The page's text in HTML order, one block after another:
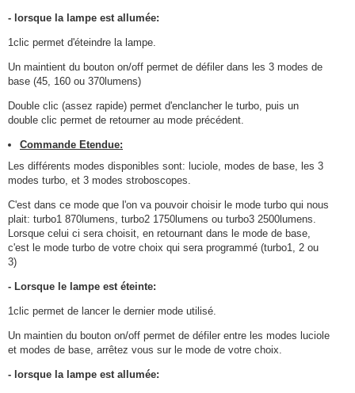
- lorsque la lampe est allumée:
1clic permet d'éteindre la lampe.
Un maintient du bouton on/off permet de défiler dans les 3 modes de
base (45, 160 ou 370lumens)
Double clic (assez rapide) permet d'enclancher le turbo, puis un
double clic permet de retourner au mode précédent.
Commande Etendue:
Les différents modes disponibles sont: luciole, modes de base, les 3
modes turbo, et 3 modes stroboscopes.
C'est dans ce mode que l'on va pouvoir choisir le mode turbo qui nous
plait: turbo1 870lumens, turbo2 1750lumens ou turbo3 2500lumens.
Lorsque celui ci sera choisit, en retournant dans le mode de base,
c'est le mode turbo de votre choix qui sera programmé (turbo1, 2 ou
3)
- Lorsque le lampe est éteinte:
1clic permet de lancer le dernier mode utilisé.
Un maintien du bouton on/off permet de défiler entre les modes luciole
et modes de base, arrêtez vous sur le mode de votre choix.
- lorsque la lampe est allumée: